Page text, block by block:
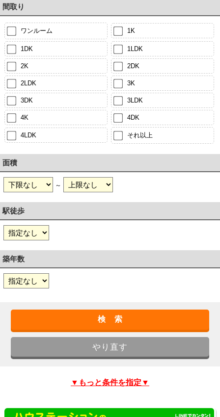
間取り
ワンルーム 1K
1DK 1LDK
2K 2DK
2LDK 3K
3DK 3LDK
4K 4DK
4LDK それ以上
面積
～
駅徒歩
築年数
▼もっと条件を指定▼